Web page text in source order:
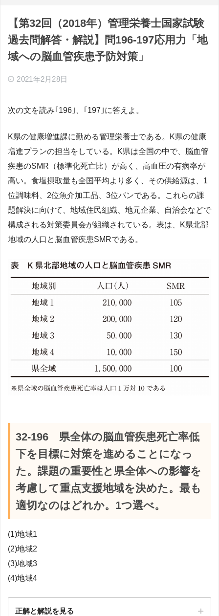
【第32回（2018年）管理栄養士国家試験
過去問解答・解説】問196-197応用力「地
域への脳血管疾患予防対策」
2021年2月28日
次の文を読み｢196｣、｢197｣に答えよ。
K県の健康増進課に勤める管理栄養士である。K県の健康
増進プランの担当をしている。K県は全国の中で、脳血管
疾患のSMR（標準化死亡比）が高く、高血圧の有病率が
高い。食塩摂取量も全国平均より多く、その供給源は、1
位調味料、2位魚介加工品、3位パンである。これらの課
題解決に向けて、地域住民組織、地元企業、自治会などで
構成される対策委員会が組織されている。表は、K県北部
地域の人口と脳血管疾患SMRである。
32-196 県全体の脳血管疾患死亡率低
下を目標に対策を進めることになっ
た。課題の重要性と県全体への影響を
考慮して重点支援地域を決めた。最も
適切なのはどれか。1つ選べ。
(1)地域1
(2)地域2
(3)地域3
(4)地域4
正解と解説を見る